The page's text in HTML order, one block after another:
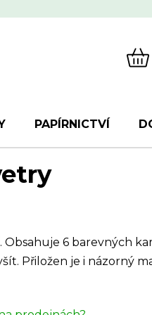
PAPÍRNICTVÍ
6 barevných
Přiložen je i názorný